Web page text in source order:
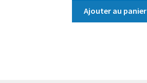
Ajouter au panier